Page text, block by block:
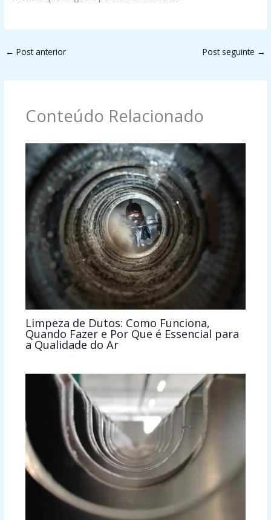
← Post anterior Post seguinte →
Conteúdo Relacionado
Limpeza de Dutos: Como Funciona,
Quando Fazer e Por Que é Essencial para
a Qualidade do Ar